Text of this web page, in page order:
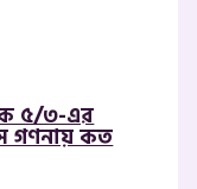
৫/৩-এর
গণনায় কত